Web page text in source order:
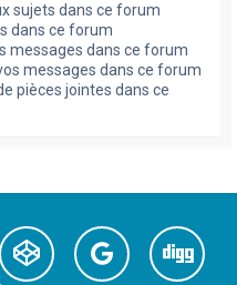
sujets dans ce forum
dans ce forum
messages dans ce forum
messages dans ce forum
pièces jointes dans ce